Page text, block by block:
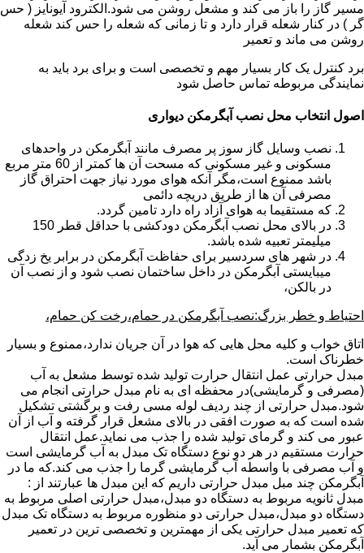
مسیر گاز را باز می کند و مشعل روشن می شود.الکترود آیونایز ( حس
گر ) در کنار شعله قرار دارد و تا زمانی که شعله را حس کند شعله
روشن می ماند و تعمیر
برد کنترل یک کار بسیار مهم و تخصصی است و برای برد باید به
نمایندگی مربوطه تماس حاصل شود
اصول انتخاب محل نصب آبگرمکن دیواری
نصب وسایل گاز سوز پر مصرف مانند آبگرمکن در واحدهای
مسکونی و غیر مسکونی که مسحت آن ها کمتر از 60 متر مربع
باشد ممنوع است،مگر آنکه هوای مورد نیاز جهت احتراق گاز
مصرفی آن ها از طریق دریچه دائمی
که مستقیما به هوای آزاد راه دارد تامین گردد.
در بالای محل نصب آبگرمکن دودکشی با حداقل قطر 150
میلیمتر تعبیه شده باشد.
در شهر های سردسیر برای حفاظت آبگرمکن در برابر یخ زدگی
میبایستی آبگرمکن در داخل ساختمان نصب شود و از نصب آن
در بالکن،
احتیاط و خطر بزرگ:نصب آبگرمکن در حمام،رخت کن حمام،
اتاق خواب و کلیه محل هایی که هوا در آن جریان ندارد،ممنوع و بسیار
خطرناک است.
مبدل حرارتی عمل انتقال حرارت تولید شده توسط مشعل به آب
(مصرفی و گرمایشی)در محفظه ای به نام مبدل حرارتی انجام می
شود.مبدل حرارتی از چند ردیف لوله مسی رفت و برگشتی تشکیل
شده است که به صورت افقی در بالای مشعل قرار گرفته و آب از آن
عبور می کند و گرمای تولید شده را جذب می نماید.عمل انتقال
حرارت مستقیم در هر دو نوع دستگاه تک مبدل به آب گرمایشی است
و آب مصرفی با واسطه آب گرمایشی گرما را جذب می کند.که ما در
آبگرمکن چند مبل مبدل حرارتی داریم که این مبدل ها عبارتند از :
مبدل ثانویه مربوط به دستگاه دو مبدل،مبدل حرارتی اصلی مربوط به
دستگاه دو مبدل،مبدل حرارتی دو منظوره مربوط به دستگاه تک مبدل
که تعمیر مبدل حرارتی یکی از مهمترین و تخصصی ترین در تعمیر
آبگرمکن بشمار می آید.